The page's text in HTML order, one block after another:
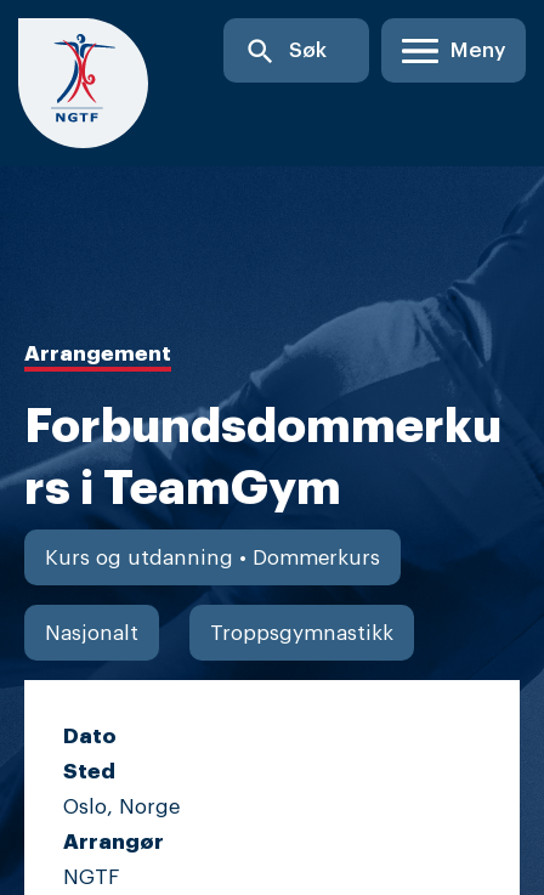
Skip
content
search Søk Meny
Arrangement
Forbundsdommerku
rs i TeamGym
Kurs og utdanning • Dommerkurs
Nasjonalt Troppsgymnastikk
Dato
Sted
Oslo, Norge
Arrangør
NGTF